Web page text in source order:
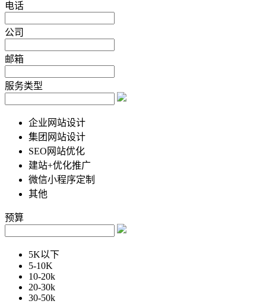
电话
公司
邮箱
服务类型
企业网站设计
集团网站设计
SEO网站优化
建站+优化推广
微信小程序定制
其他
预算
5K以下
5-10K
10-20k
20-30k
30-50k